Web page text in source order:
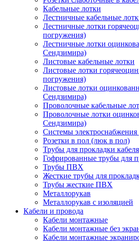
Кабельные лотки
Лестничные кабельные
Лестничные лотки
погружения)
Лестничные лотки
Сендзимира)
Листовые кабельные лотки
Листовые лотки
погружения)
Листовые лотки
Сендзимира)
Проволочные кабельные
Проволочные лотки
Сендзимира)
Системы электроснабжения
Розетки в пол (люк в пол)
Трубы для прокладки кабеля
Гофрированные трубы для
Трубы ПВХ
Жесткие трубы для
Трубы жесткие ПВХ
Металлорукав
Металлорукав с изоляцией
Кабели и провода
Кабели монтажные
Кабели монтажные без
Кабели монтажные